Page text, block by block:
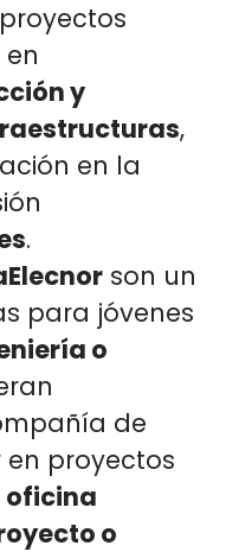
y
,
en la
.
son un
para jóvenes
o
de
proyectos
oficina
o